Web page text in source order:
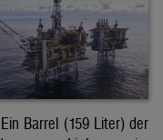
Barrel (159 Liter) der